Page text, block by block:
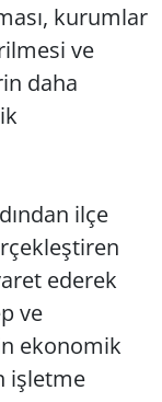
kurumlar
ve
daha
ilçe
ederek
ve
ekonomik
işletme